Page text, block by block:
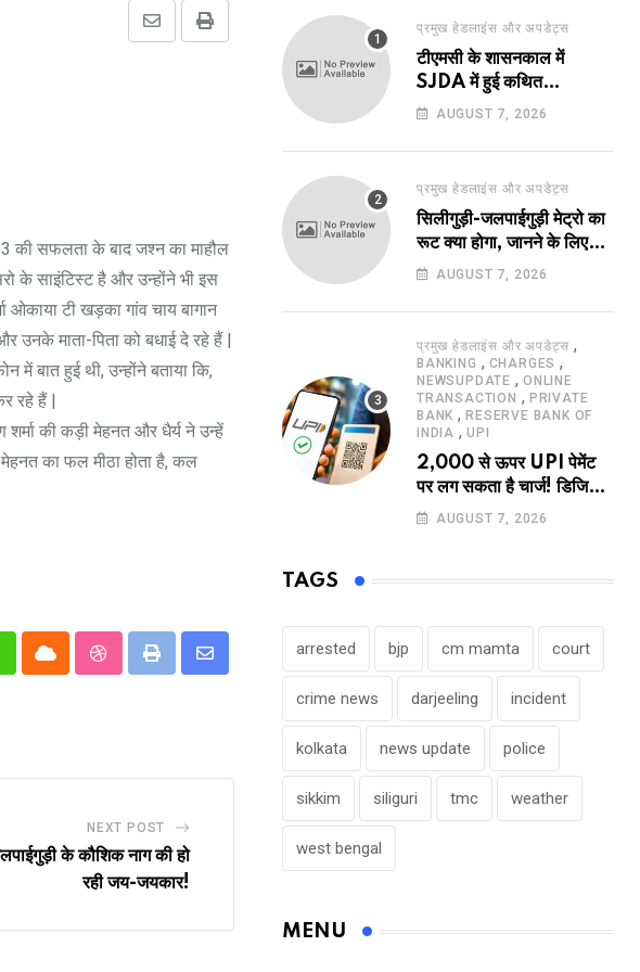
Print
Share
3 की सफलता के बाद जश्न का माहौल
के साइंटिस्ट है और उन्होंने भी इस
ओकाया टी खड़का गांव चाय बागान
माता-पिता को बधाई दे रहे हैं |
बात हुई थी, उन्होंने बताया कि,
रहे हैं |
की कड़ी मेहनत और धैर्य ने उन्हें
का फल मीठा होता है, कल
Cloud StumbleUpon
Print
Share
NEXT POST
के कौशिक नाग की हो
रही जय-जयकार!
प्रमुख हेडलाइंस और अपडेट्स
टीएमसी के शासनकाल में
SJDA में हुई कथित
अनियमितता व भ्रष्टाचार की
नए अवतार में लौटा SJDA!
AUGUST 7, 2026
प्रमुख हेडलाइंस और अपडेट्स
सिलीगुड़ी-जलपाईगुड़ी मेट्रो का
रूट क्या होगा, जानने के लिए
उत्सुक हो रहे हैं?
AUGUST 7, 2026
प्रमुख हेडलाइंस और अपडेट्स ,
BANKING , CHARGES ,
NEWSUPDATE , ONLINE
TRANSACTION , PRIVATE
BANK ,RESERVE BANK OF
INDIA , UPI
2,000 से ऊपर UPI पेमेंट
पर लग सकता है चार्ज! डिजिटल
पेमेंट करने वालों के लिए बड़ा
AUGUST 7, 2026
TAGS
arrested bjp cm mamta court
crime news darjeeling incident
kolkata news update police
sikkim siliguri tmc weather
west bengal
MENU